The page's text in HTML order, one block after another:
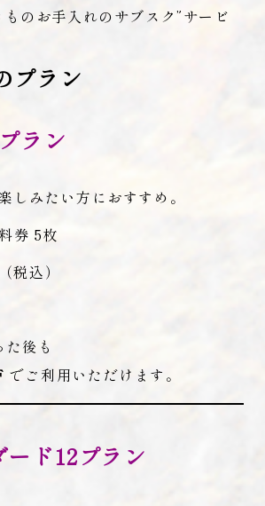
ものお手入れのサブスク”サービ
プラン
ラン
しみたい方におすすめ。
券 5枚
税込）
後も
でご利用いただけます。
ド12プラン